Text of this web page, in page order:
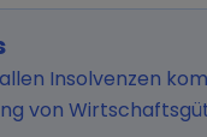
Insolvenzen
von